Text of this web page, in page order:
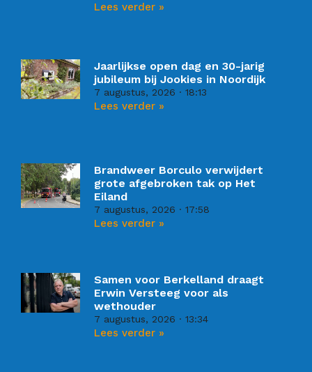
Lees verder »
Jaarlijkse open dag en 30-jarig
jubileum bij Jookies in Noordijk
7 augustus, 2026 18:13
Lees verder »
Brandweer Borculo verwijdert
grote afgebroken tak op Het
Eiland
7 augustus, 2026 17:58
Lees verder »
Samen voor Berkelland draagt
Erwin Versteeg voor als
wethouder
7 augustus, 2026 13:34
Lees verder »